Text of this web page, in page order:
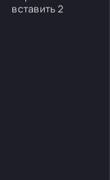
вставить 2